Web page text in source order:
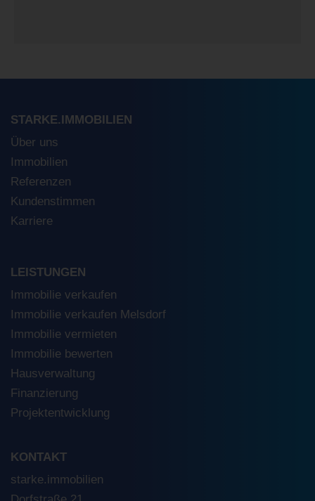
STARKE.IMMOBILIEN
Über uns
Immobilien
Referenzen
Kundenstimmen
Karriere
LEISTUNGEN
Immobilie verkaufen
Immobilie verkaufen Melsdorf
Immobilie vermieten
Immobilie bewerten
Hausverwaltung
Finanzierung
Projektentwicklung
KONTAKT
starke.immobilien